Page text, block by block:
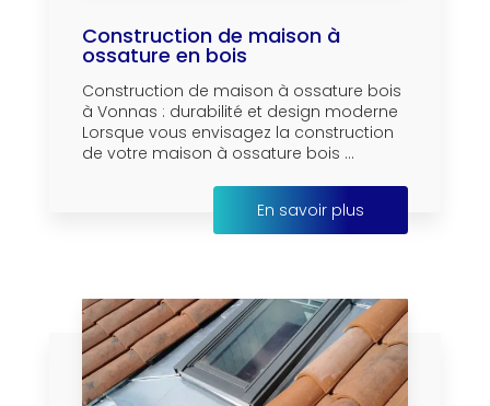
Construction de maison à
ossature en bois
Construction de maison à ossature bois
à Vonnas : durabilité et design moderne
Lorsque vous envisagez la construction
de votre maison à ossature bois ...
En savoir plus